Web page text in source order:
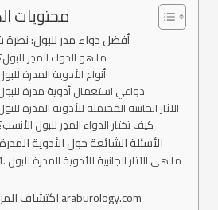
محتويات
أفضل دواء مدر للبول:
ما هو الدواء المدِر
أنواع الأدوية المدرة
دواعي استعمال أدوية مدرة
الآثار الجانبية المحتملة للأدوية المدرة
كيف تختار الدواء المدِر للبول
الأسئلة الشائعة حول الأدوية
1. ما هي الآثار الجانبية للأدوية المدرة للبول
اكتشاف المزيد من araburology.com